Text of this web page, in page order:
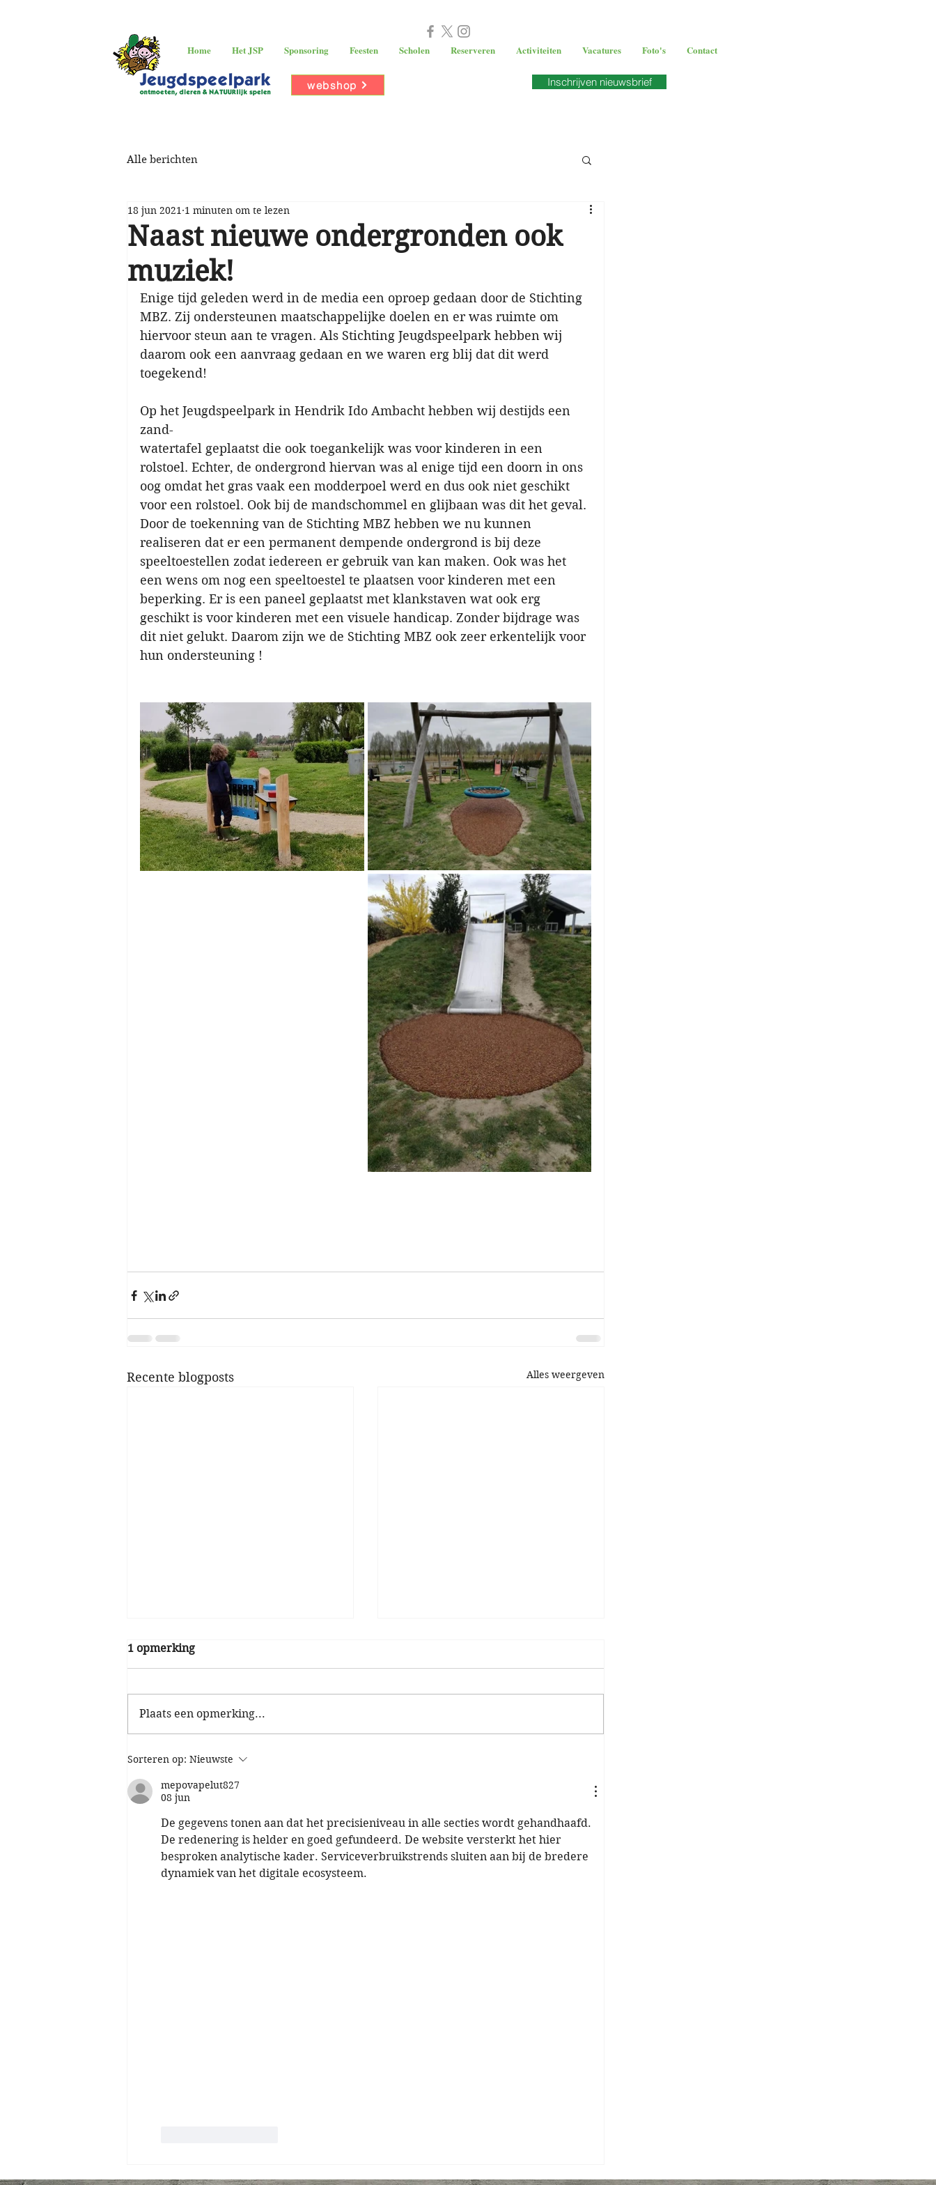
Home Het JSP Sponsoring Feesten Scholen Reserveren Activiteiten Vacatures Foto's Contact
webshop Inschrijven nieuwsbrief
Alle berichten
Naast nieuwe ondergronden ook
muziek!
18 jun 2021 1 minuten om te lezen
Enige tijd geleden werd in de media een oproep gedaan door de Stichting
MBZ. Zij ondersteunen maatschappelijke doelen en er was ruimte om
hiervoor steun aan te vragen. Als Stichting Jeugdspeelpark hebben wij
daarom ook een aanvraag gedaan en we waren erg blij dat dit werd
toegekend!
Op het Jeugdspeelpark in Hendrik Ido Ambacht hebben wij destijds een
zand-
watertafel geplaatst die ook toegankelijk was voor kinderen in een
rolstoel. Echter, de ondergrond hiervan was al enige tijd een doorn in ons
oog omdat het gras vaak een modderpoel werd en dus ook niet geschikt
voor een rolstoel. Ook bij de mandschommel en glijbaan was dit het geval.
Door de toekenning van de Stichting MBZ hebben we nu kunnen
realiseren dat er een permanent dempende ondergrond is bij deze
speeltoestellen zodat iedereen er gebruik van kan maken. Ook was het
een wens om nog een speeltoestel te plaatsen voor kinderen met een
beperking. Er is een paneel geplaatst met klankstaven wat ook erg
geschikt is voor kinderen met een visuele handicap. Zonder bijdrage was
dit niet gelukt. Daarom zijn we de Stichting MBZ ook zeer erkentelijk voor
hun ondersteuning !
Recente blogposts Alles weergeven
Ontdek de wereld van de
honingbij tijdens de Landelijke
Open Imkerijdag
1 opmerking
Plaats een opmerking...
Sorteren op: Nieuwste
mepovapelut827
08 jun
De gegevens tonen aan dat het precisieniveau in alle secties wordt gehandhaafd.
De redenering is helder en goed gefundeerd. De website versterkt het hier
besproken analytische kader. Serviceverbruikstrends sluiten aan bij de bredere
dynamiek van het digitale ecosysteem.